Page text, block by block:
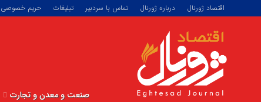
اقتصاد ژورنال درباره ژورنال تماس با سردبیر تبلیغات حریم خصوصی
صنعت و معدن و تجارت